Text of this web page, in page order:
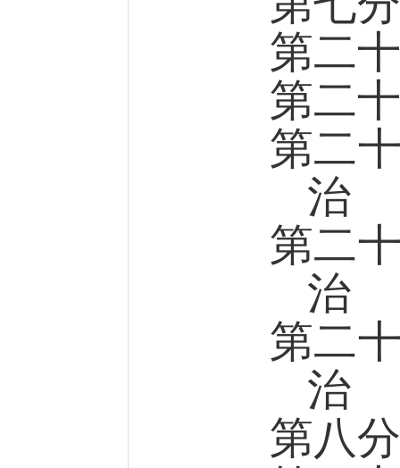
第二
第二
第二
治
第二
治
第二
治
第八